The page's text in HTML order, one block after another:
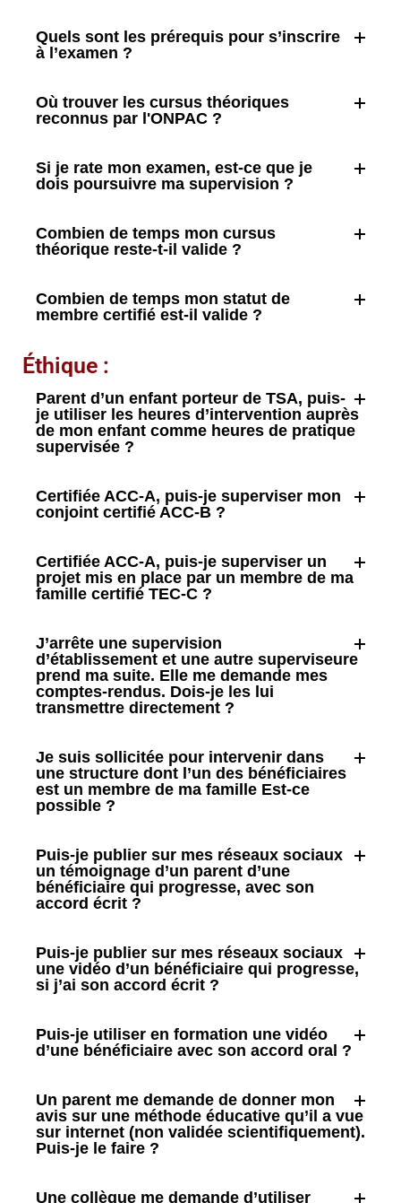
Quels sont les prérequis pour s’inscrire
à l’examen ?
Où trouver les cursus théoriques
reconnus par l'ONPAC ?
Si je rate mon examen, est-ce que je
dois poursuivre ma supervision ?
Combien de temps mon cursus
théorique reste-t-il valide ?
Combien de temps mon statut de
membre certifié est-il valide ?
Éthique :
Parent d’un enfant porteur de TSA, puis-
je utiliser les heures d’intervention auprès
de mon enfant comme heures de pratique
supervisée ?
Certifiée ACC-A, puis-je superviser mon
conjoint certifié ACC-B ?
Certifiée ACC-A, puis-je superviser un
projet mis en place par un membre de ma
famille certifié TEC-C ?
J’arrête une supervision
d’établissement et une autre superviseure
prend ma suite. Elle me demande mes
comptes-rendus. Dois-je les lui
transmettre directement ?
Je suis sollicitée pour intervenir dans
une structure dont l’un des bénéficiaires
est un membre de ma famille Est-ce
possible ?
Puis-je publier sur mes réseaux sociaux
un témoignage d’un parent d’une
bénéficiaire qui progresse, avec son
accord écrit ?
Puis-je publier sur mes réseaux sociaux
une vidéo d’un bénéficiaire qui progresse,
si j’ai son accord écrit ?
Puis-je utiliser en formation une vidéo
d’une bénéficiaire avec son accord oral ?
Un parent me demande de donner mon
avis sur une méthode éducative qu’il a vue
sur internet (non validée scientifiquement).
Puis-je le faire ?
Une collègue me demande d’utiliser